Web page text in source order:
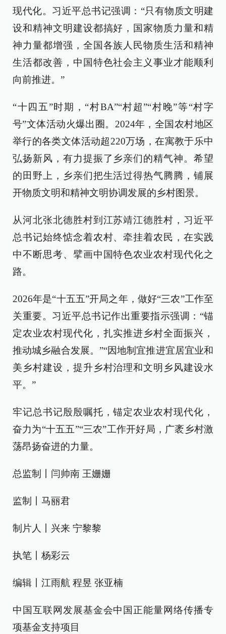
现代化。习近平总书记强调：“只有物质文明建
设和精神文明建设都搞好，国家物质力量和精
神力量都增强，全国各族人民物质生活和精神
生活都改善，中国特色社会主义事业才能顺利
向前推进。”
“十四五”时期，“村BA”“村超”“村晚”等“村字
号”文体活动火爆出圈。2024年，全国农村地区
举行的各类文体活动超220万场，在寓教于乐中
弘扬新风，有力提振了乡亲们的精气神。希望
的田野上，乡亲们把生活过得热气腾腾，铺展
开物质文明和精神文明协调发展的乡村图景。
从河北张北德胜村到江苏靖江德胜村，习近平
总书记始终惦念着农村、牵挂着农民，在实践
中不断思考、擘画中国特色农业农村现代化之
路。
2026年是“十五五”开局之年，做好“三农”工作至
关重要。习近平总书记作出重要指示强调：“锚
定农业农村现代化，扎实推进乡村全面振兴，
推动城乡融合发展。”“因地制宜推进宜居宜业和
美乡村建设，提升乡村治理和文明乡风建设水
平。”
牢记总书记殷殷嘱托，锚定农业农村现代化，
奋力为“十五五”“三农”工作开好局，广袤乡村激
荡昂扬奋进的力量。
总监制丨闫帅南 王姗姗
监制丨马丽君
制片人丨兴来 宁黎黎
执笔丨杨彩云
编辑丨江雨航 程昱 张亚楠
中国互联网发展基金会中国正能量网络传播专
项基金支持项目